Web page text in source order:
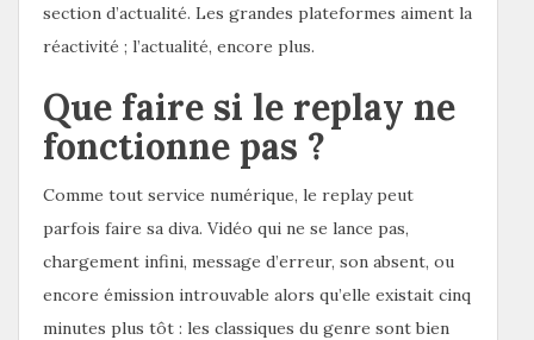
section d’actualité. Les grandes plateformes aiment la
réactivité ; l’actualité, encore plus.
Que faire si le replay ne
fonctionne pas ?
Comme tout service numérique, le replay peut
parfois faire sa diva. Vidéo qui ne se lance pas,
chargement infini, message d’erreur, son absent, ou
encore émission introuvable alors qu’elle existait cinq
minutes plus tôt : les classiques du genre sont bien